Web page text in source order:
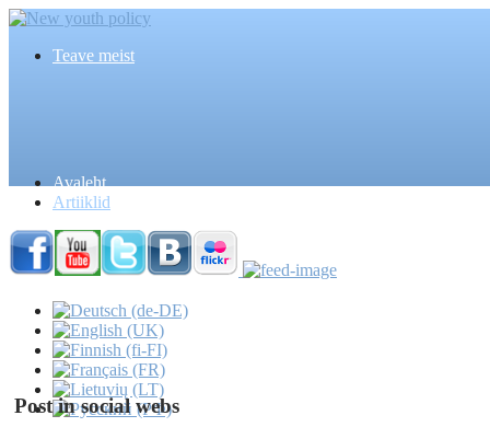
Teave meist
Avaleht
Artiiklid
Post in social webs